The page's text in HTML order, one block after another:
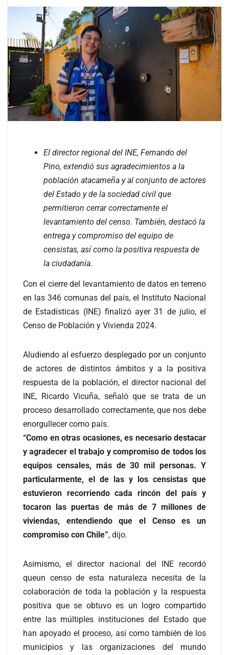
El director regional del INE, Fernando del
Pino, extendió sus agradecimientos a la
población atacameña y al conjunto de actores
del Estado y de la sociedad civil que
permitieron cerrar correctamente el
levantamiento del censo. También, destacó la
entrega y compromiso del equipo de
censistas, así como la positiva respuesta de
la ciudadanía.
Con el cierre del levantamiento de datos en terreno
en las 346 comunas del país, el Instituto Nacional
de Estadísticas (INE) finalizó ayer 31 de julio, el
Censo de Población y Vivienda 2024.
Aludiendo al esfuerzo desplegado por un conjunto
de actores de distintos ámbitos y a la positiva
respuesta de la población, el director nacional del
INE, Ricardo Vicuña, señaló que se trata de un
proceso desarrollado correctamente, que nos debe
enorgullecer como país.
“Como en otras ocasiones, es necesario destacar
y agradecer el trabajo y compromiso de todos los
equipos censales, más de 30 mil personas. Y
particularmente, el de las y los censistas que
estuvieron recorriendo cada rincón del país y
tocaron las puertas de más de 7 millones de
viviendas, entendiendo que el Censo es un
compromiso con Chile”, dijo.
Asimismo, el director nacional del INE recordó
queun censo de esta naturaleza necesita de la
colaboración de toda la población y la respuesta
positiva que se obtuvo es un logro compartido
entre las múltiples instituciones del Estado que
han apoyado el proceso, así como también de los
municipios y las organizaciones del mundo